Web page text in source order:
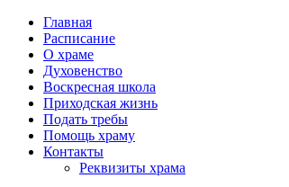
Главная
Расписание
О храме
Духовенство
Воскресная школа
Приходская жизнь
Подать требы
Помощь храму
Контакты
Реквизиты храма